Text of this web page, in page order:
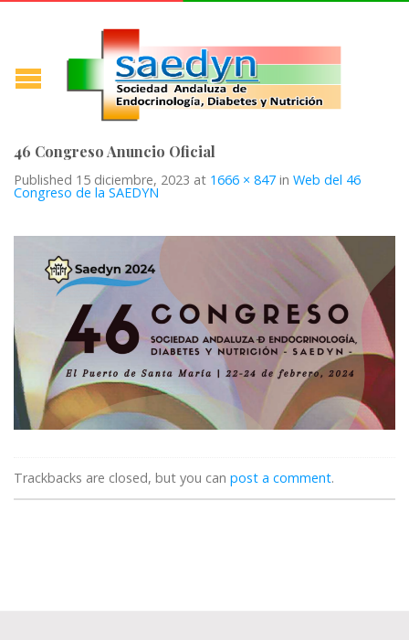
46 Congreso Anuncio Oficial
Published 15 diciembre, 2023 at 1666 × 847 in Web del 46
Congreso de la SAEDYN
Trackbacks are closed, but you can post a comment.